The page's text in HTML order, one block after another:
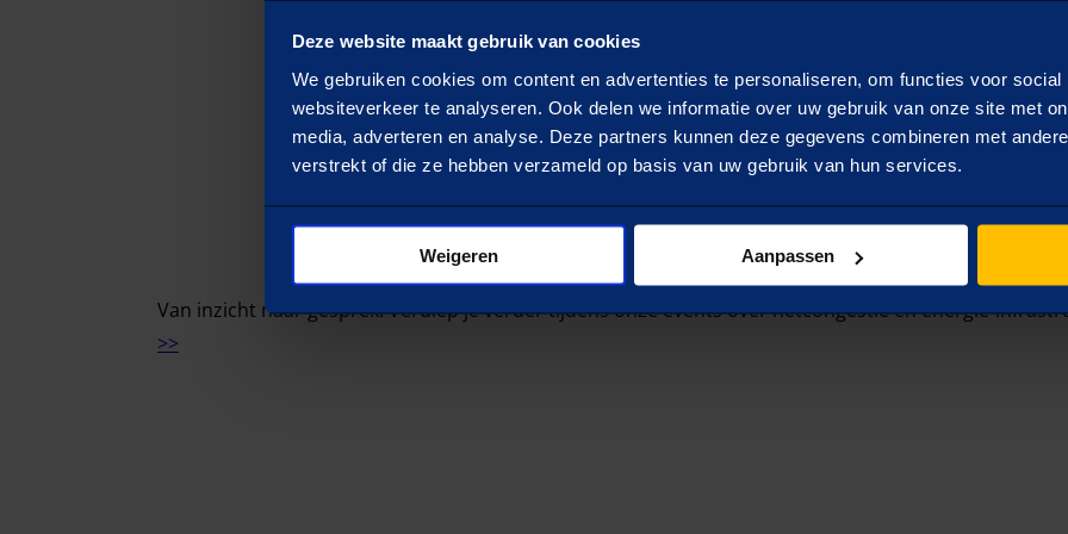
Deze website maakt gebruik van cookies
We gebruiken cookies om content en advertenties te personaliseren, om functies voor social
websiteverkeer te analyseren. Ook delen we informatie over uw gebruik van onze site met
media, adverteren en analyse. Deze partners kunnen deze gegevens combineren met
verstrekt of die ze hebben verzameld op basis van uw gebruik van hun services.
Weigeren Aanpassen
that little bit of extra
control
Een innovatieve oplossing die een
traditionele installatie verandert in een
slimme installatie.
Read more
NetControl provides 'just' that little bit of
Van inzicht naar gesprek. Verdiep je verder tijdens onze events over netcongestie en energie-
>>